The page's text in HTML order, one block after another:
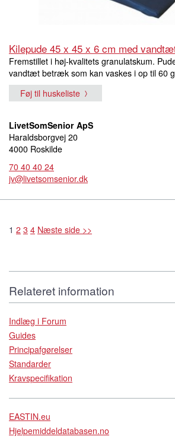
Kilepude 45 x 45 x 6 cm med
Fremstillet i høj-kvalitets granulatskum.
vandtæt betræk som kan vaskes i op til 60
Føj til huskeliste
LivetSomSenior ApS
Haraldsborgvej 20
4000 Roskilde
70 40 40 24
jv@livetsomsenior.dk
1 2 3 4 Næste side >>
Relateret information
Indlæg i Forum
Guides
Principafgørelser
Standarder
Kravspecifikation
EASTIN.eu
Hjelpemiddeldatabasen.no